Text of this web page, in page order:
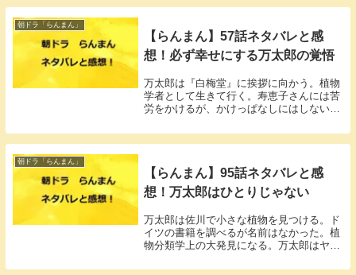
朝ドラ「らんまん」
【らんまん】57話ネタバレと感
想！必ず幸せにする万太郎の覚悟
万太郎は『白梅堂』に挨拶に向かう。植物
学者として生きて行く。寿恵子さんには苦
労をかけるが、かけっぱなしにはしない。
朝ドラ「らんまん」
【らんまん】95話ネタバレと感
想！万太郎はひとりじゃない
万太郎は佐川で小さな植物を見つける。ド
イツの書籍を調べるが名前はなかった。植
物分類学上の大発見になる。万太郎はヤッ